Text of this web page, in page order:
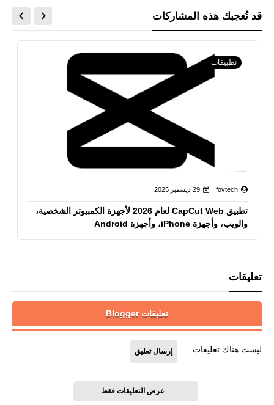
قد تُعجبك هذه المشاركات
نطبيقات
fovtech 29 ديسمبر 2025
تطبيق CapCut Web لعام 2026 لأجهزة الكمبيوتر الشخصية،
والويب، وأجهزة iPhone، وأجهزة Android
تعليقات
تعليقات Blogger
ليست هناك تعليقات إرسال تعليق
عرض التعليقات فقط